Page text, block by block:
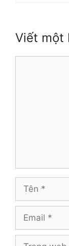
Viết một